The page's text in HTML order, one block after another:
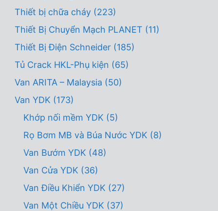
Thiết bị chữa cháy (223)
Thiết Bị Chuyển Mạch PLANET (11)
Thiết Bị Điện Schneider (185)
Tủ Crack HKL-Phụ kiện (65)
Van ARITA – Malaysia (50)
Van YDK (173)
Khớp nối mềm YDK (5)
Rọ Bơm MB và Búa Nước YDK (8)
Van Bướm YDK (48)
Van Cửa YDK (36)
Van Điều Khiển YDK (27)
Van Một Chiều YDK (37)